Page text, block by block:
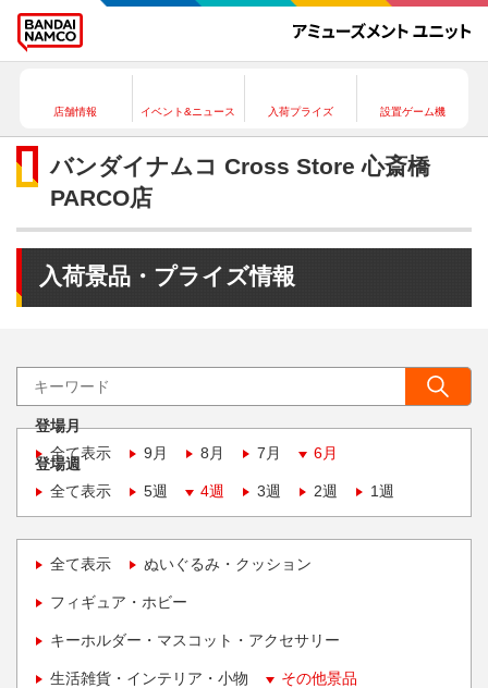
店舗情報 イベント&ニュース 入荷プライズ 設置ゲーム機
バンダイナムコ Cross Store 心斎橋
PARCO店
入荷景品・プライズ情報
登場月
全て表示
9月 8月 7月 6月
登場週
全て表示
5週 4週 3週 2週 1週
全て表示 ぬいぐるみ・クッション
フィギュア・ホビー
キーホルダー・マスコット・アクセサリー
生活雑貨・インテリア・小物 その他景品